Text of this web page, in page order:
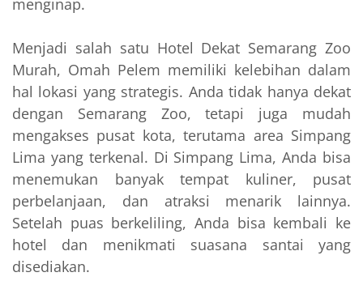
menginap.
Menjadi salah satu Hotel Dekat Semarang Zoo
Murah, Omah Pelem memiliki kelebihan dalam
hal lokasi yang strategis. Anda tidak hanya dekat
dengan Semarang Zoo, tetapi juga mudah
mengakses pusat kota, terutama area Simpang
Lima yang terkenal. Di Simpang Lima, Anda bisa
menemukan banyak tempat kuliner, pusat
perbelanjaan, dan atraksi menarik lainnya.
Setelah puas berkeliling, Anda bisa kembali ke
hotel dan menikmati suasana santai yang
disediakan.